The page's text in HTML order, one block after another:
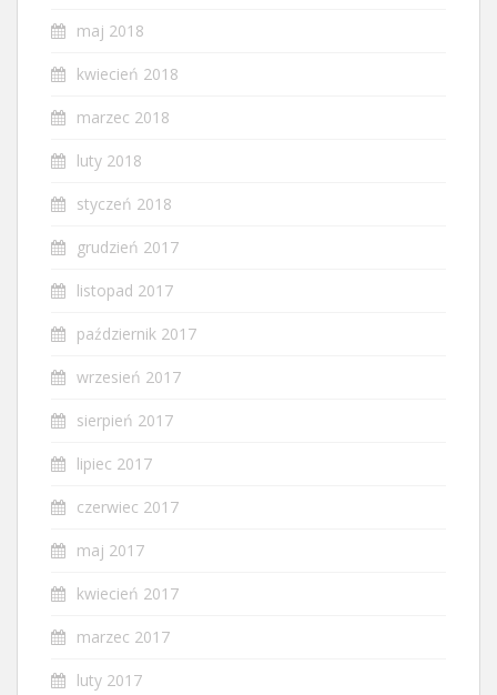
maj 2018
kwiecień 2018
marzec 2018
luty 2018
styczeń 2018
grudzień 2017
listopad 2017
październik 2017
wrzesień 2017
sierpień 2017
lipiec 2017
czerwiec 2017
maj 2017
kwiecień 2017
marzec 2017
luty 2017